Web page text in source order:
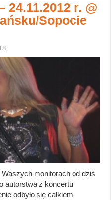
24.11.2012 r. @
Sopocie
monitorach od dziś
autorstwa z koncertu
odbyło się całkiem